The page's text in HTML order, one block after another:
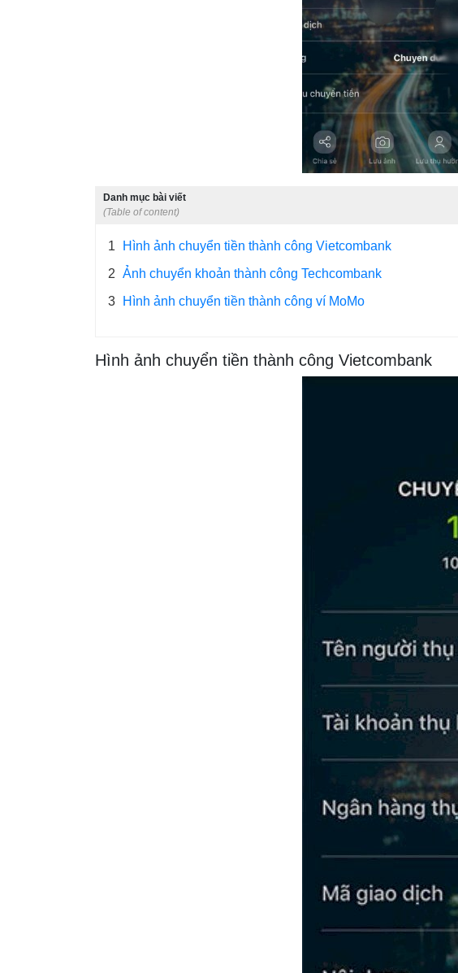
Danh mục bài viết
(Table of content)
1
Hình ảnh chuyển tiền thành công Vietcombank
2 Ảnh chuyển khoản thành công Techcombank
3
Hình ảnh chuyển tiền thành công ví MoMo
Hình ảnh chuyển tiền thành công Vietcombank